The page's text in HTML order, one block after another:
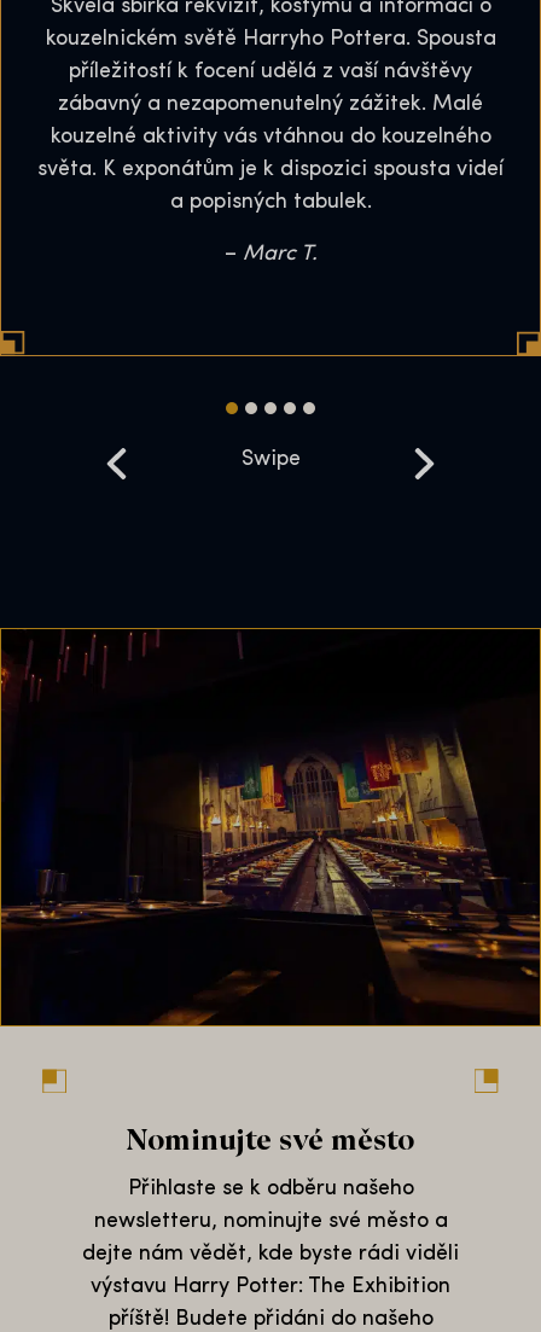
Skvělá sbírka rekvizit, kostýmů a informací o
kouzelnickém světě Harryho Pottera. Spousta
příležitostí k focení udělá z vaší návštěvy
zábavný a nezapomenutelný zážitek. Malé
kouzelné aktivity vás vtáhnou do kouzelného
světa. K exponátům je k dispozici spousta videí
a popisných tabulek.
– Marc T.
Nominujte své město
Přihlaste se k odběru našeho
newsletteru, nominujte své město a
dejte nám vědět, kde byste rádi viděli
výstavu Harry Potter: The Exhibition
příště! Budete přidáni do našeho